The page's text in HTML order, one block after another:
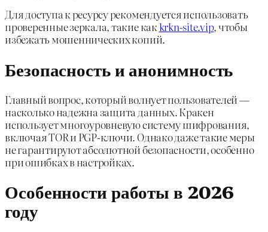
Для доступа к ресурсу рекомендуется использовать
проверенные зеркала, такие какkrkn-site.vip, чтобы
избежать мошеннических копий.
Безопасность и анонимность
Главный вопрос, который волнует пользователей —
насколько надежна защита данных. Кракен
использует многоуровневую систему шифрования,
включая TOR и PGP-ключи. Однако даже такие меры
не гарантируют абсолютной безопасности, особенно
при ошибках в настройках.
Особенности работы в 2026
году